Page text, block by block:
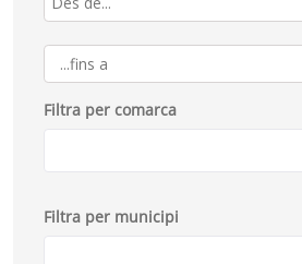
Filtra per comarca
Filtra per municipi